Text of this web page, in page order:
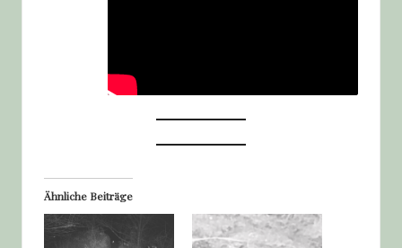
Ähnliche Beiträge